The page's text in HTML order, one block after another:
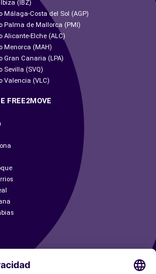
(IBZ)
Málaga-Costa del Sol (AGP)
Palma de Mallorca (PMI)
Alicante-Elche (ALC)
Menorca (MAH)
Gran Canaria (LPA)
Sevilla (SVQ)
Valencia (VLC)
FREE2MOVE